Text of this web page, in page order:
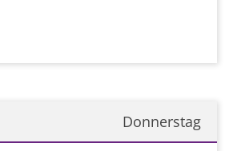
Donnerstag